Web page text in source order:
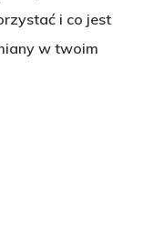
i co jest
w twoim